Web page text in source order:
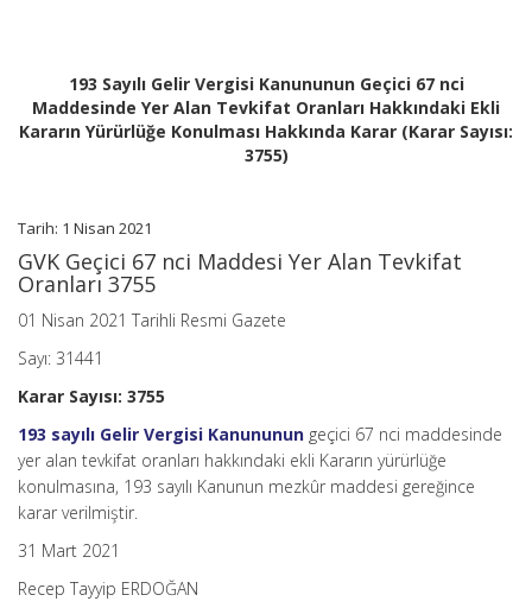
Karar
(Karar
Sayısı:
193 Sayılı Gelir Vergisi Kanununun Geçici 67 nci
Maddesinde Yer Alan Tevkifat Oranları Hakkındaki Ekli
Kararın Yürürlüğe Konulması Hakkında Karar (Karar Sayısı:
3755)
Tarih: 1 Nisan 2021
GVK Geçici 67 nci Maddesi Yer Alan Tevkifat
Oranları 3755
01 Nisan 2021 Tarihli Resmi Gazete
Sayı: 31441
Karar Sayısı: 3755
193 sayılı Gelir Vergisi Kanununun geçici 67 nci maddesinde
yer alan tevkifat oranları hakkındaki ekli Kararın yürürlüğe
konulmasına, 193 sayılı Kanunun mezkûr maddesi gereğince
karar verilmiştir.
31 Mart 2021
Recep Tayyip ERDOĞAN